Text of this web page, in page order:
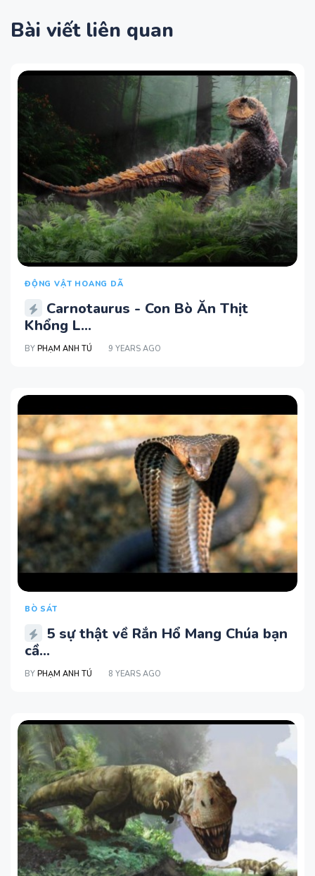
Bài viết liên quan
ĐỘNG VẬT HOANG DÃ
Carnotaurus - Con Bò Ăn Thịt
Khổng L...
BY PHẠM ANH TÚ 9 YEARS AGO
BÒ SÁT
5 sự thật về Rắn Hổ Mang Chúa bạn
cầ...
BY PHẠM ANH TÚ 8 YEARS AGO